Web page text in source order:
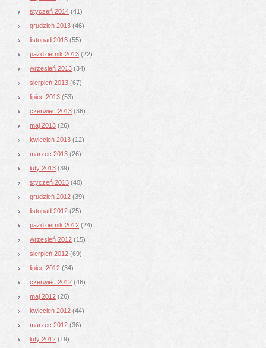
styczeń 2014 (41)
grudzień 2013 (46)
listopad 2013 (55)
październik 2013 (22)
wrzesień 2013 (34)
sierpień 2013 (67)
lipiec 2013 (53)
czerwiec 2013 (36)
maj 2013 (26)
kwiecień 2013 (12)
marzec 2013 (26)
luty 2013 (39)
styczeń 2013 (40)
grudzień 2012 (39)
listopad 2012 (25)
październik 2012 (24)
wrzesień 2012 (15)
sierpień 2012 (69)
lipiec 2012 (34)
czerwiec 2012 (46)
maj 2012 (26)
kwiecień 2012 (44)
marzec 2012 (36)
luty 2012 (19)